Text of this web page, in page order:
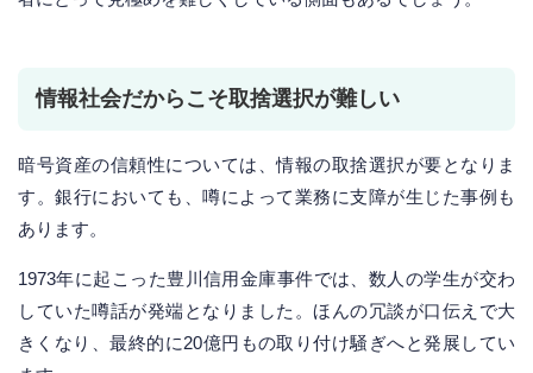
情報社会だからこそ取捨選択が難しい
暗号資産の信頼性については、情報の取捨選択が要となりま
す。銀行においても、噂によって業務に支障が生じた事例も
あります。
1973年に起こった豊川信用金庫事件では、数人の学生が交わ
していた噂話が発端となりました。ほんの冗談が口伝えで大
きくなり、最終的に20億円もの取り付け騒ぎへと発展してい